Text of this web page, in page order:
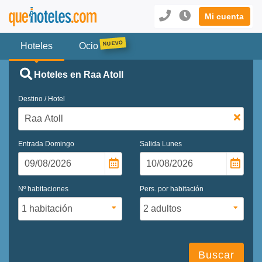
Mi cuenta
Hoteles Ocio
Hoteles en Raa Atoll
Destino / Hotel
Entrada Domingo Salida Lunes
Nº habitaciones Pers. por habitación
Buscar